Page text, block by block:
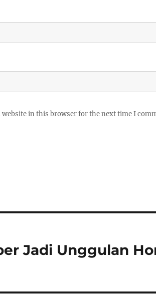
website in this browser for the next time I
Jadi Unggulan